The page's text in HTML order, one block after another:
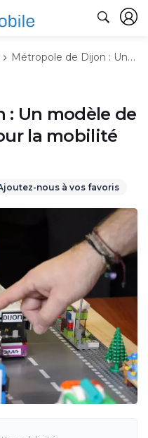
Métropole de Dijon : Un modèle de développement pour la mobilité hydrogène
: Un modèle de
la mobilité
nous à vos favoris